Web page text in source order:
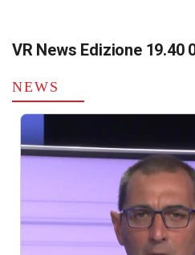
VR News Edizione 19.40
NEWS